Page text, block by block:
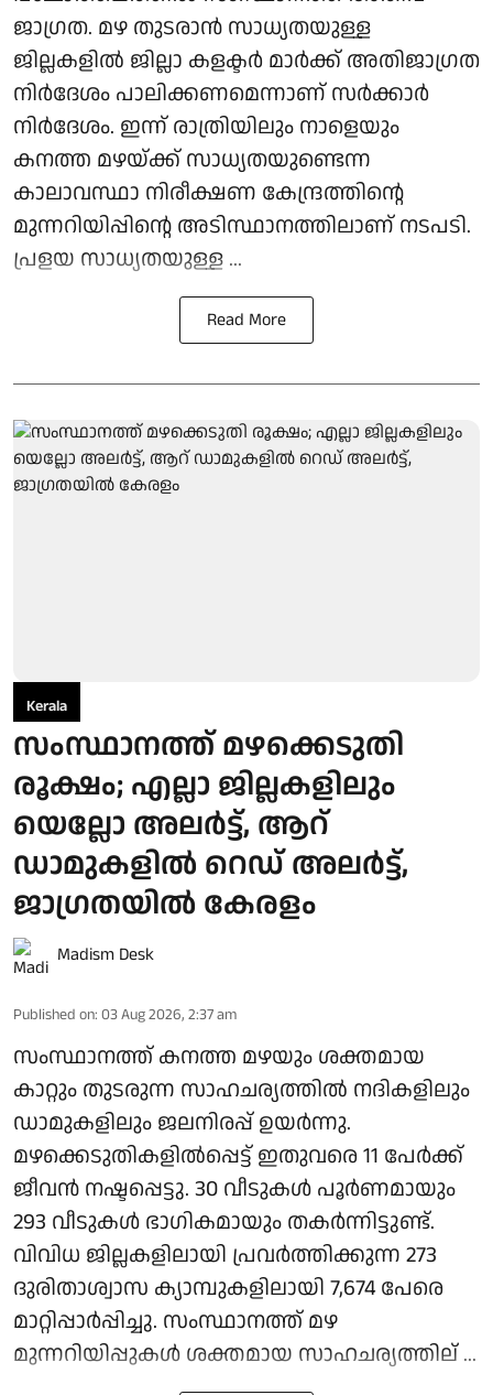
ജാഗ്രത. മഴ തുടരാന്‍ സാധ്യതയുള്ള
ജില്ലകളില്‍ ജില്ലാ കളക്ടര്‍ മാര്‍ക്ക് അതിജാഗ്രത
നിര്‍ദേശം പാലിക്കണമെന്നാണ് സര്‍ക്കാര്‍
നിര്‍ദേശം. ഇന്ന് രാത്രിയിലും നാളെയും
കനത്ത മഴയ്ക്ക് സാധ്യതയുണ്ടെന്ന
കാലാവസ്ഥാ നിരീക്ഷണ കേന്ദ്രത്തിന്റെ
മുന്നറിയിപ്പിന്റെ അടിസ്ഥാനത്തിലാണ് നടപടി.
പ്രളയ സാധ്യതയുള്ള ...
Read More
Kerala
സംസ്ഥാനത്ത് മഴക്കെടുതി
രൂക്ഷം; എല്ലാ ജില്ലകളിലും
യെല്ലോ അലര്‍ട്ട്, ആറ്
ഡാമുകളില്‍ റെഡ് അലര്‍ട്ട്,
ജാഗ്രതയില്‍ കേരളം
Madism Desk
Published on: 03 Aug 2026, 2:37 am
സംസ്ഥാനത്ത് കനത്ത മഴയും ശക്തമായ
കാറ്റും തുടരുന്ന സാഹചര്യത്തില്‍ നദികളിലും
ഡാമുകളിലും ജലനിരപ്പ് ഉയര്‍ന്നു.
മഴക്കെടുതികളില്‍പ്പെട്ട് ഇതുവരെ 11 പേര്‍ക്ക്
ജീവന്‍ നഷ്ടപ്പെട്ടു. 30 വീടുകള്‍ പൂര്‍ണമായും
293 വീടുകള്‍ ഭാഗികമായും തകര്‍ന്നിട്ടുണ്ട്.
വിവിധ ജില്ലകളിലായി പ്രവര്‍ത്തിക്കുന്ന 273
ദുരിതാശ്വാസ ക്യാമ്പുകളിലായി 7,674 പേരെ
മാറ്റിപ്പാര്‍പ്പിച്ചു. സംസ്ഥാനത്ത് മഴ
മുന്നറിയിപ്പുകള്‍ ശക്തമായ സാഹചര്യത്തില് ...